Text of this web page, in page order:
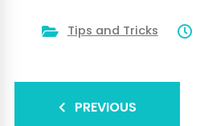
Tips and Tricks
PREVIOUS